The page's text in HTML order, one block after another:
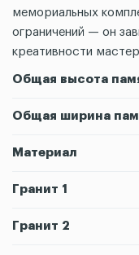
мемориальных
ограничений — он
креативности
Общая высота
Общая ширина
Материал
Гранит 1
Гранит 2